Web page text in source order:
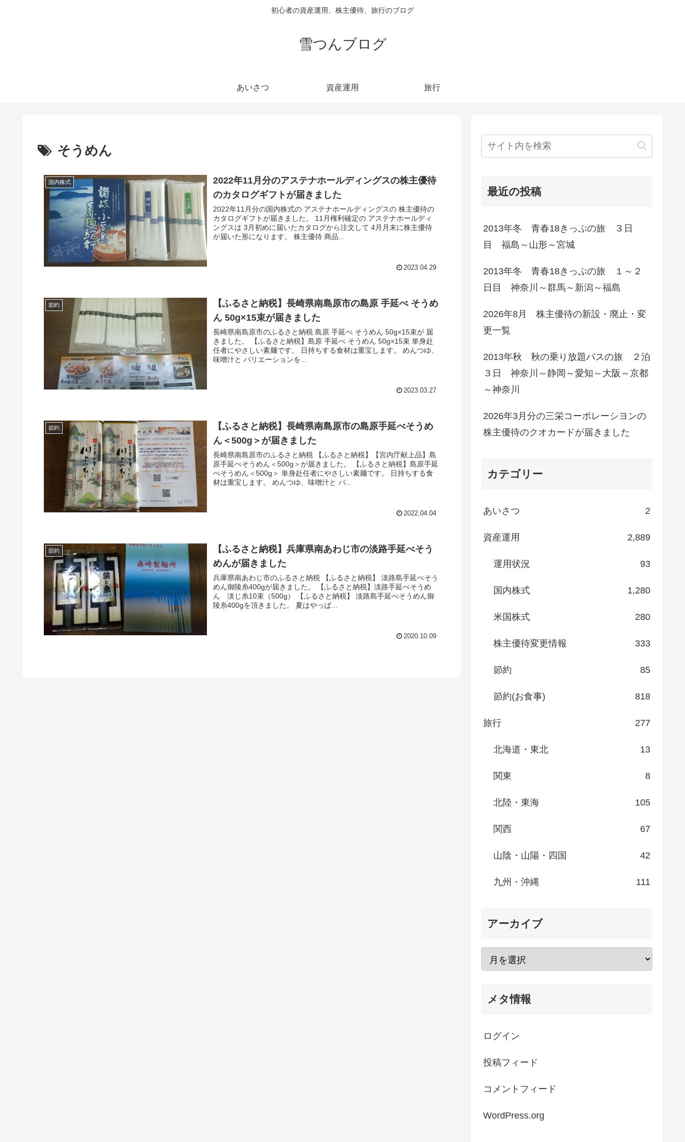
初心者の資産運用、株主優待、旅行のブログ
雪つんブログ
あいさつ 資産運用 旅行
そうめん
国内株式
2022年11月分のアステナホールディングスの株主優待
のカタログギフトが届きました
2022年11月分の国内株式の アステナホールディングスの 株主優待の
カタログギフトが届きました。 11月権利確定の アステナホールディ
ングスは 3月初めに届いたカタログから注文して 4月月末に株主優待
が届いた形になります。 株主優待 商品...
2023.04.29
節約
【ふるさと納税】長崎県南島原市の島原 手延べ そうめ
ん 50g×15束が届きました
長崎県南島原市のふるさと納税 島原 手延べ そうめん 50g×15束が 届
きました。 【ふるさと納税】島原 手延べ そうめん 50g×15束 単身赴
任者にやさしい素麺です。 日持ちする食材は重宝します。 めんつゆ、
味噌汁と バリエーションを...
2023.03.27
節約
【ふるさと納税】長崎県南島原市の島原手延べそうめ
ん＜500g＞が届きました
長崎県南島原市のふるさと納税 【ふるさと納税】【宮内庁献上品】島
原手延べそうめん＜500g＞が届きました。 【ふるさと納税】島原手延
べそうめん＜500g＞ 単身赴任者にやさしい素麺です。 日持ちする食
材は重宝します。 めんつゆ、味噌汁と バ...
2022.04.04
節約
【ふるさと納税】兵庫県南あわじ市の淡路手延べそう
めんが届きました
兵庫県南あわじ市のふるさと納税 【ふるさと納税】 淡路島手延べそう
めん御陵糸400gが届きました。 【ふるさと納税】淡路手延べそうめ
ん 淡じ糸10束（500g） 【ふるさと納税】 淡路島手延べそうめん御
陵糸400gを頂きました。 夏はやっぱ...
2020.10.09
最近の投稿
2013年冬 青春18きっぷの旅 ３日
目 福島～山形～宮城
2013年冬 青春18きっぷの旅 １～２
日目 神奈川～群馬～新潟～福島
2026年8月 株主優待の新設・廃止・変
更一覧
2013年秋 秋の乗り放題パスの旅 ２泊
３日 神奈川～静岡～愛知～大阪～京都
～神奈川
2026年3月分の三栄コーポレーシヨンの
株主優待のクオカードが届きました
カテゴリー
あいさつ 2
資産運用 2,889
運用状況 93
国内株式 1,280
米国株式 280
株主優待変更情報 333
節約 85
節約(お食事) 818
旅行 277
北海道・東北 13
関東 8
北陸・東海 105
関西 67
山陰・山陽・四国 42
九州・沖縄 111
アーカイブ
メタ情報
ログイン
投稿フィード
コメントフィード
WordPress.org